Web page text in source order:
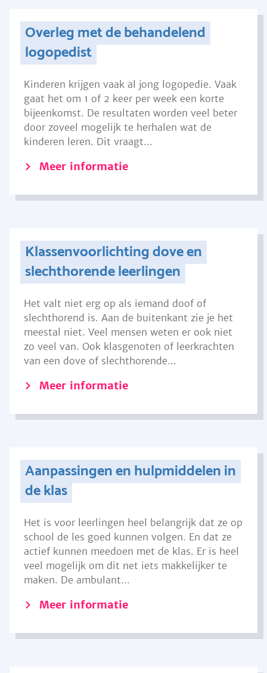
Overleg met de behandelend
logopedist
Kinderen krijgen vaak al jong logopedie. Vaak
gaat het om 1 of 2 keer per week een korte
bijeenkomst. De resultaten worden veel beter
door zoveel mogelijk te herhalen wat de
kinderen leren. Dit vraagt...
Meer informatie
Klassenvoorlichting dove en
slechthorende leerlingen
Het valt niet erg op als iemand doof of
slechthorend is. Aan de buitenkant zie je het
meestal niet. Veel mensen weten er ook niet
zo veel van. Ook klasgenoten of leerkrachten
van een dove of slechthorende...
Meer informatie
Aanpassingen en hulpmiddelen in
de klas
Het is voor leerlingen heel belangrijk dat ze op
school de les goed kunnen volgen. En dat ze
actief kunnen meedoen met de klas. Er is heel
veel mogelijk om dit net iets makkelijker te
maken. De ambulant...
Meer informatie